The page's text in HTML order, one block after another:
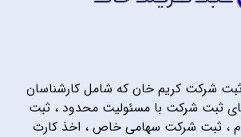
شرکت کریم خان که شامل کارشناسان
ثبت شرکت با مسئولیت محدود ، ثبت
، ثبت شرکت سهامی خاص ، اخذ کارت